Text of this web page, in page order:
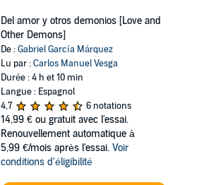
Del amor y otros demonios [Love and
Other Demons]
De :Gabriel García Márquez
Lu par :Carlos Manuel Vesga
Durée : 4 h et 10 min
Langue : Espagnol
4,7
6 notations
14,99 € ou gratuit avec l'essai.
Renouvellement automatique à
5,99 €/mois après l'essai. Voir
conditions d'éligibilité